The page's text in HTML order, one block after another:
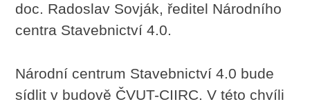
doc. Radoslav Sovják, ředitel Národního
centra Stavebnictví 4.0.
Národní centrum Stavebnictví 4.0 bude
sídlit v budově ČVUT-CIIRC. V této chvíli